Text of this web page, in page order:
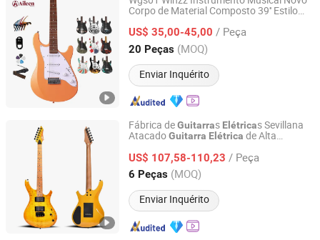
Corpo de Material Composto 39'' Estilo
US$ 35,00-45,00 / Peça
20 Peças (MOQ)
Enviar Inquérito
Aileen Music Co., Ltd.
Jiangsu, China Desde 2008
Fábrica deGuitarras Elétricas Sevillana
AtacadoGuitarra Elétrica de Alta
US$ 107,58-110,23 / Peça
6 Peças (MOQ)
Enviar Inquérito
Guangzhou Huayi Musical Instruments Co., Ltd.
Guangdong, China Desde 2024